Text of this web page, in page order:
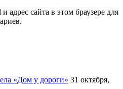
адрес сайта в этом браузере для
«Дом у дороги» 31 октября,